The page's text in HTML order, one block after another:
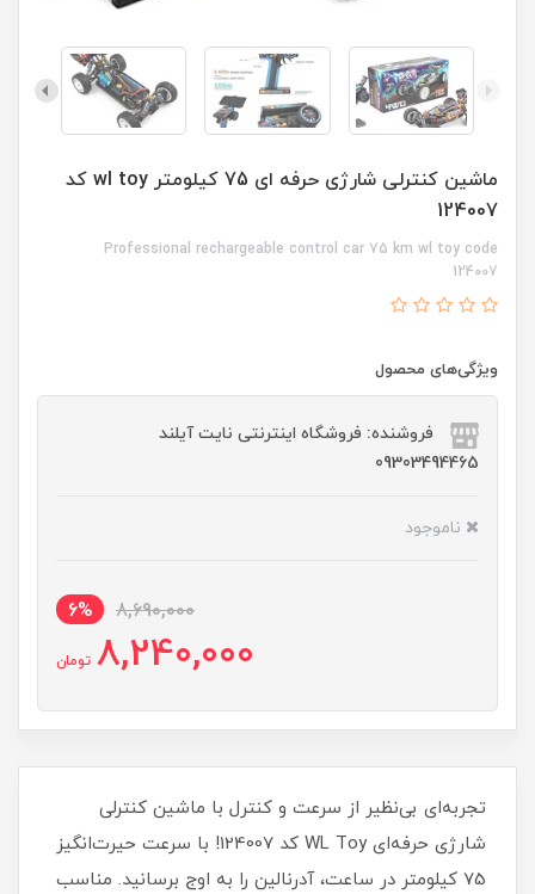
ماشین کنترلی شارژی حرفه ای 75 کیلومتر wl toy کد
124007
Professional rechargeable control car 75 km wl toy code
124007
ویژگی‌های محصول
فروشنده: فروشگاه اینترنتی نایت آیلند
09303494465
ناموجود
8,690,000
6%
8,240,000 تومان
تجربه‌ای بی‌نظیر از سرعت و کنترل با ماشین کنترلی
شارژی حرفه‌ای WL Toy کد 124007! با سرعت حیرت‌انگیز
75 کیلومتر در ساعت، آدرنالین را به اوج برسانید. مناسب